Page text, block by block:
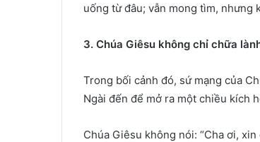
uống từ đâu; vẫn mong tìm, nhưng
3. Chúa Giêsu không chỉ chữa
Trong bối cảnh đó, sứ mạng của
Ngài đến để mở ra một chiều kích
Chúa Giêsu không nói: “Cha ơi,